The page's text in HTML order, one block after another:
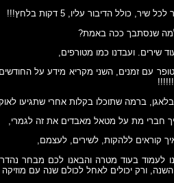
כולל הדיבור עליו, 5 דקות בלחץ!!!
שנסתבך ככה באמת?
שירים. ועבדנו כמו מטורפים,
עם זמנים, השני מקריא מידע על
ברמה שתוכלו בקלות אחרי שתגיעו
חברי מת על מטאל מאבדים את זה לגמרי,
קוראים ללהקות, לשירים, לעצמם,
לעמוד בעוד מטרה והבאנו לכם מבחר